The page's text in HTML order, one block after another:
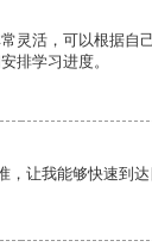
灵活，可以根据自
排学习进度。
让我能够快速到达